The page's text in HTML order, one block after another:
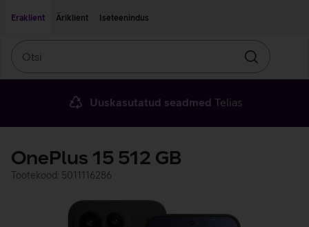
Eraklient
Äriklient Iseteenindus
Otsin
Uuskasutatud seadmed Telias
OnePlus 15 512 GB
Tootekood: 5011116286